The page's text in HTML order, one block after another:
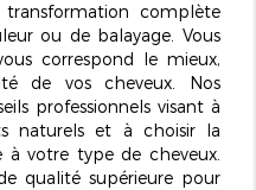
complète
ou de balayage. Vous
correspond le mieux,
de vos cheveux. Nos
professionnels visant à
naturels et à choisir la
à votre type de cheveux.
qualité supérieure pour